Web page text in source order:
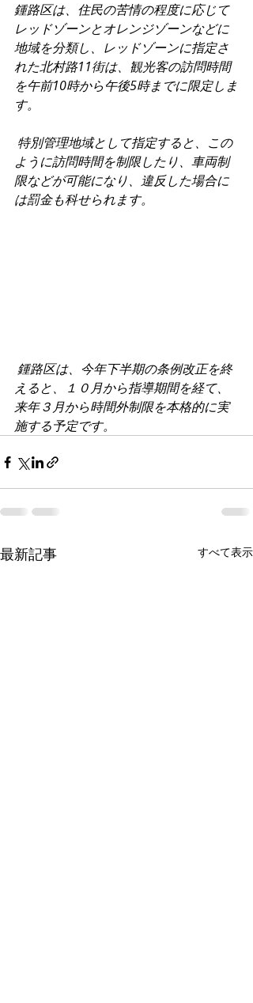
鍾路区は、住民の苦情の程度に応じて
レッドゾーンとオレンジゾーンなどに
地域を分類し、レッドゾーンに指定さ
れた北村路11街は、観光客の訪問時間
を午前10時から午後5時までに限定しま
す。
特別管理地域として指定すると、この
ように訪問時間を制限したり、車両制
限などが可能になり、違反した場合に
は罰金も科せられます。
鍾路区は、今年下半期の条例改正を終
えると、１０月から指導期間を経て、
来年３月から時間外制限を本格的に実
施する予定です。
最新記事 すべて表示